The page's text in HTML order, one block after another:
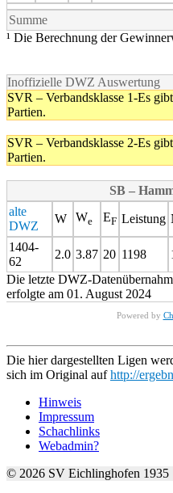
Summe
¹ Die Berechnung der
Inoffizielle DWZ Auswertung
SVR – Verbandsklasse 1-Es
Partien.
SVR – Verbandsklasse 2-Es
Partien.
SB –
alte
DWZ
W We EF Leistung
1404-
62
2.0 3.87 20 1198
Die letzte DWZ-
erfolgte am 01. August 2024
Powered by
Die hier dargestellten Ligen
sich im Original aufhttp://
Hinweis
Impressum
Schachlinks
Webadmin?
© 2026 SV Eichlinghofen 1935